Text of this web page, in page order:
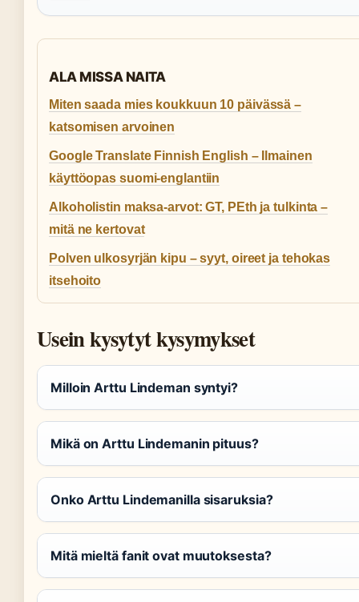
ALA MISSA NAITA
Miten saada mies koukkuun 10 päivässä –
katsomisen arvoinen
Google Translate Finnish English – Ilmainen
käyttöopas suomi-englantiin
Alkoholistin maksa-arvot: GT, PEth ja tulkinta –
mitä ne kertovat
Polven ulkosyrjän kipu – syyt, oireet ja tehokas
itsehoito
Usein kysytyt kysymykset
Milloin Arttu Lindeman syntyi?
Mikä on Arttu Lindemanin pituus?
Onko Arttu Lindemanilla sisaruksia?
Mitä mieltä fanit ovat muutoksesta?